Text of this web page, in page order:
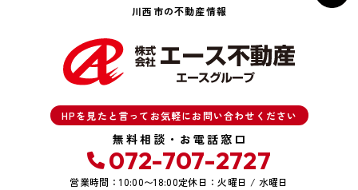
川西市の不動産情報
HPを見たと言ってお気軽にお問い合わせください
無料相談・お電話窓口
072-707-2727
営業時間：10:00〜18:00定休日：火曜日 / 水曜日